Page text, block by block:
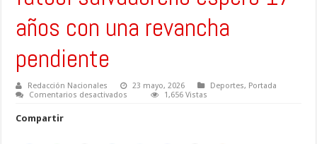
años con una revancha
pendiente
Redacción Nacionales 23 mayo, 2026 Deportes, Portada
Comentarios desactivados
1,656 Vistas
Compartir